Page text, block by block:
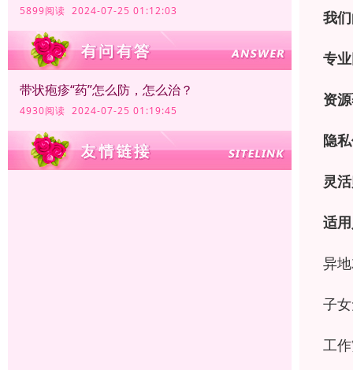
5899阅读 2024-07-25 01:12:03
带状疱疹“药”怎么防，怎么治？
4930阅读 2024-07-25 01:19:45
我
专
资
隐
灵
适
异
子
工